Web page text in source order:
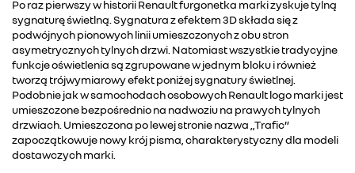
Po raz pierwszy w historii Renault furgonetka marki zyskuje tylną
sygnaturę świetlną. Sygnatura z efektem 3D składa się z
podwójnych pionowych linii umieszczonych z obu stron
asymetrycznych tylnych drzwi. Natomiast wszystkie tradycyjne
funkcje oświetlenia są zgrupowane w jednym bloku i również
tworzą trójwymiarowy efekt poniżej sygnatury świetlnej.
Podobnie jak w samochodach osobowych Renault logo marki jest
umieszczone bezpośrednio na nadwoziu na prawych tylnych
drzwiach. Umieszczona po lewej stronie nazwa „Trafic”
zapoczątkowuje nowy krój pisma, charakterystyczny dla modeli
dostawczych marki.